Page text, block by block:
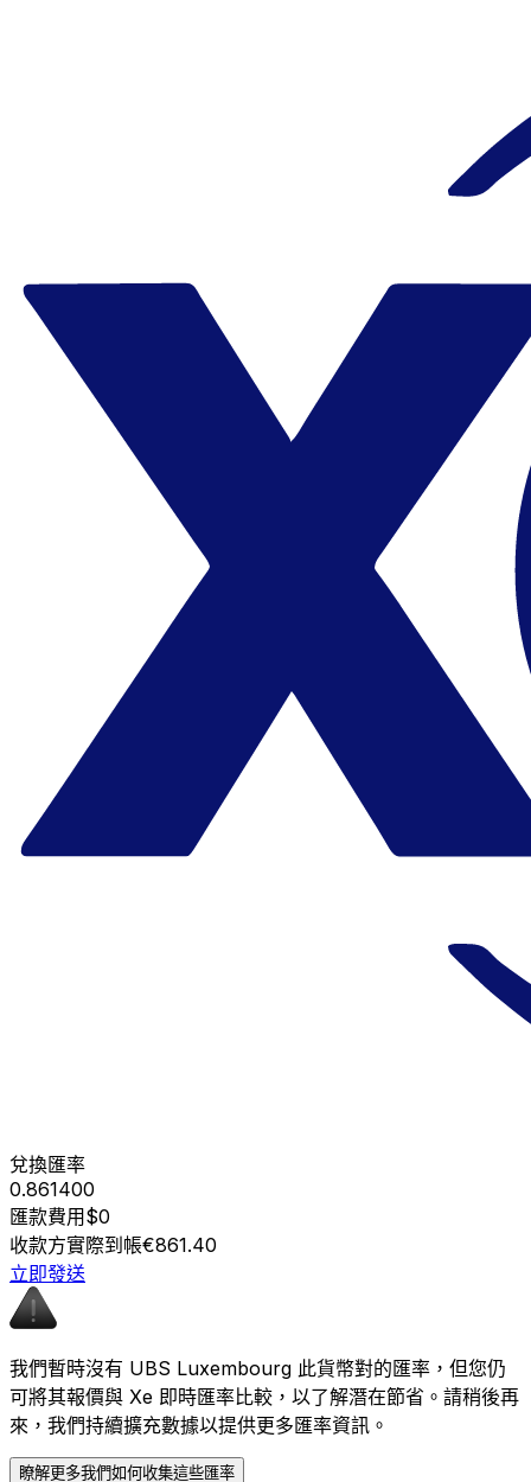
兌換匯率
0.861400
匯款費用$0
收款方實際到帳€861.40
立即發送
我們暫時沒有 UBS Luxembourg 此貨幣對的匯率，但您仍
可將其報價與 Xe 即時匯率比較，以了解潛在節省。請稍後再
來，我們持續擴充數據以提供更多匯率資訊。
瞭解更多我們如何收集這些匯率